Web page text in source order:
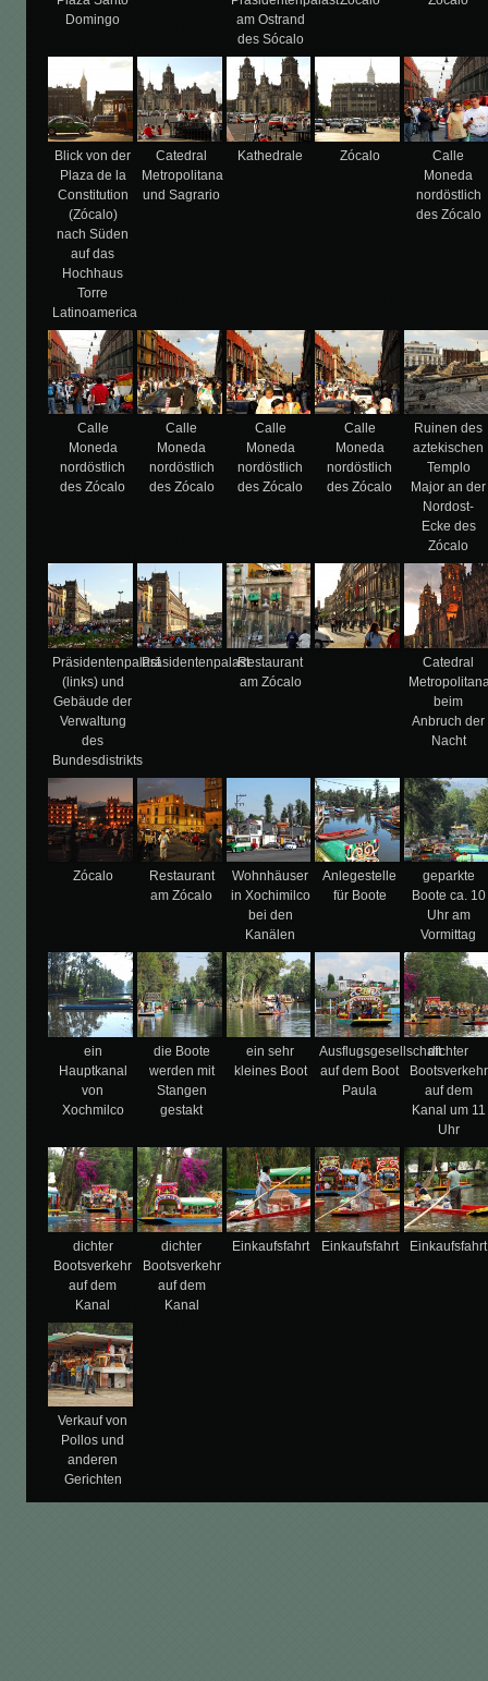
Domingo
am Ostrand
des Sócalo
Blick von der
Plaza de la
Constitution
(Zócalo)
nach Süden
auf das
Hochhaus
Torre
Latinoamerica
Catedral
Metropolitana
und Sagrario
Kathedrale Zócalo
Calle
Moneda
nordöstlich
des Zócalo
Calle
Moneda
nordöstlich
des Zócalo
Calle
Moneda
nordöstlich
des Zócalo
Calle
Moneda
nordöstlich
des Zócalo
Calle
Moneda
nordöstlich
des Zócalo
Ruinen des
aztekischen
Templo
Major an der
Nordost-
Ecke des
Zócalo
Präsidentenpalast
(links) und
Gebäude der
Verwaltung
des
Bundesdistrikts
PräsidentenpalastRestaurant
am Zócalo
Catedral
beim
Anbruch der
Nacht
Zócalo
Restaurant
am Zócalo
Wohnhäuser
in Xochimilco
bei den
Kanälen
Anlegestelle
für Boote
geparkte
Boote ca. 10
Uhr am
Vormittag
ein
Hauptkanal
von
Xochmilco
die Boote
werden mit
Stangen
gestakt
ein sehr
kleines Boot
Ausflugsgesellschaft
auf dem Boot
Paula
dichter
Bootsverkehr
auf dem
Kanal um 11
Uhr
dichter
Bootsverkehr
auf dem
Kanal
dichter
Bootsverkehr
auf dem
Kanal
Einkaufsfahrt Einkaufsfahrt Einkaufsfahrt
Verkauf von
Pollos und
anderen
Gerichten